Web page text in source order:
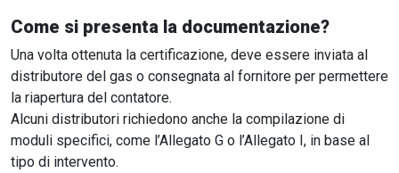
Come si presenta la documentazione?
Una volta ottenuta la certificazione, deve essere inviata al
distributore del gas o consegnata al fornitore per permettere
la riapertura del contatore.
Alcuni distributori richiedono anche la compilazione di
moduli specifici, come l’Allegato G o l’Allegato I, in base al
tipo di intervento.